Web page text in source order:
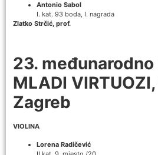
Antonio Sabol
I. kat. 93 boda, I. nagrada
Zlatko Strčić, prof.
23.
MLADI
Zagreb
VIOLINA
Lorena Radičević